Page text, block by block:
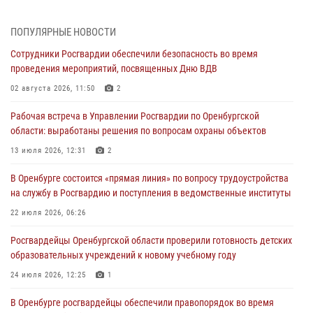
28 июля 2026, 09:41 1
Росгвардейцы обеспечили правопорядок на праздновании Дня
ВМФ в Оренбурге
27 июля 2026, 14:36 2
Росгвардейцы предотвратили трагедию: спасен мужчина в тяжелой
жизненной ситуации (ВИДЕО)
26 июля 2026, 14:45 1
Росгвардейцы Оренбургской области проверили готовность детских
образовательных учреждений к новому учебному году
24 июля 2026, 12:25
При силовой поддержке ОМОН «Кобра» Росгвардии в Оренбурге
проведён рейд по строительным объектам
23 июля 2026, 10:47
ПОПУЛЯРНЫЕ НОВОСТИ
Сотрудники Росгвардии обеспечили безопасность во время
проведения мероприятий, посвященных Дню ВДВ
02 августа 2026, 11:50 2
Рабочая встреча в Управлении Росгвардии по Оренбургской
области: выработаны решения по вопросам охраны объектов
13 июля 2026, 12:31 2
В Оренбурге состоится «прямая линия» по вопросу трудоустройства
на службу в Росгвардию и поступления в ведомственные институты
22 июля 2026, 06:26
Росгвардейцы Оренбургской области проверили готовность детских
образовательных учреждений к новому учебному году
24 июля 2026, 12:25 1
В Оренбурге росгвардейцы обеспечили правопорядок во время